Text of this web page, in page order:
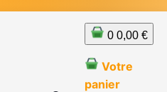
0 0,00 €
Votre
panier